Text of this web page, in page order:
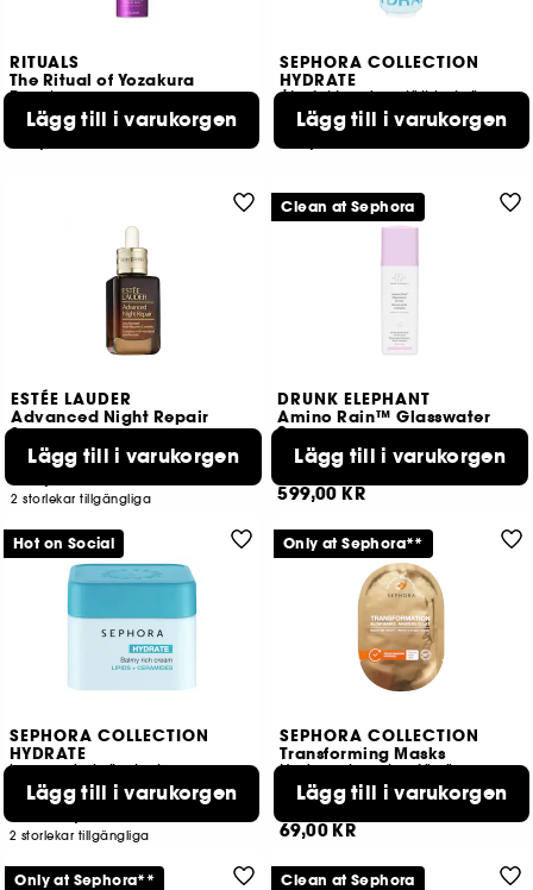
RITUALS
The Ritual of Yozakura
Duschmousse
46
129,00 KR
Lägg till i varukorgen
SEPHORA COLLECTION
HYDRATE
Återfuktande mjölkig kräm med hyaluronsyra
210
199,00 KR
Lägg till i varukorgen
ESTÉE LAUDER
Advanced Night Repair
Serum
3834
909,00 KR
2 storlekar tillgängliga
Lägg till i varukorgen
DRUNK ELEPHANT
Amino Rain™ Glasswater
Serum
Återfuktande ansiktsserum
599,00 KR
Lägg till i varukorgen
Clean at Sephora
SEPHORA COLLECTION
HYDRATE
lugnande krämbalsam med lipider och ceramider
207
2 storlekar tillgängliga
Lägg till i varukorgen
Hot on Social
SEPHORA COLLECTION
Transforming Masks
Hydrogelmasker för ögonen
C-vitamin
69,00 KR
Lägg till i varukorgen
Only at Sephora**
Only at Sephora** Clean at Sephora